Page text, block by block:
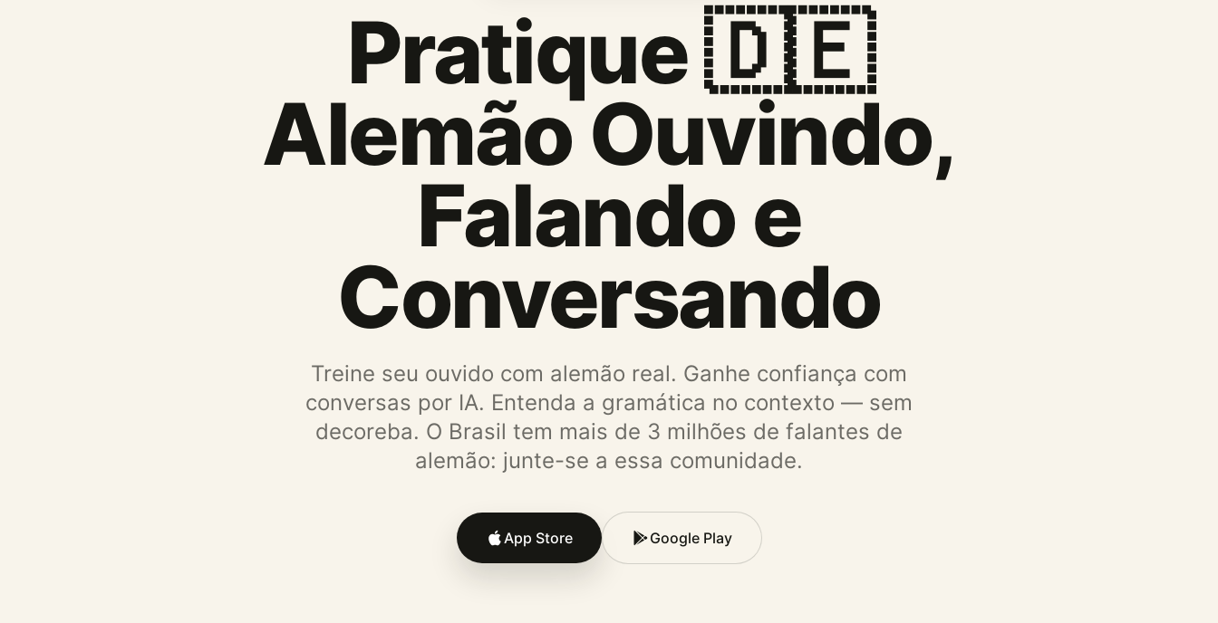
Pratique 🇩🇪
Alemão Ouvindo,
Falando e
Conversando
Treine seu ouvido com alemão real. Ganhe confiança com
conversas por IA. Entenda a gramática no contexto — sem
decoreba. O Brasil tem mais de 3 milhões de falantes de
alemão: junte-se a essa comunidade.
App Store Google Play